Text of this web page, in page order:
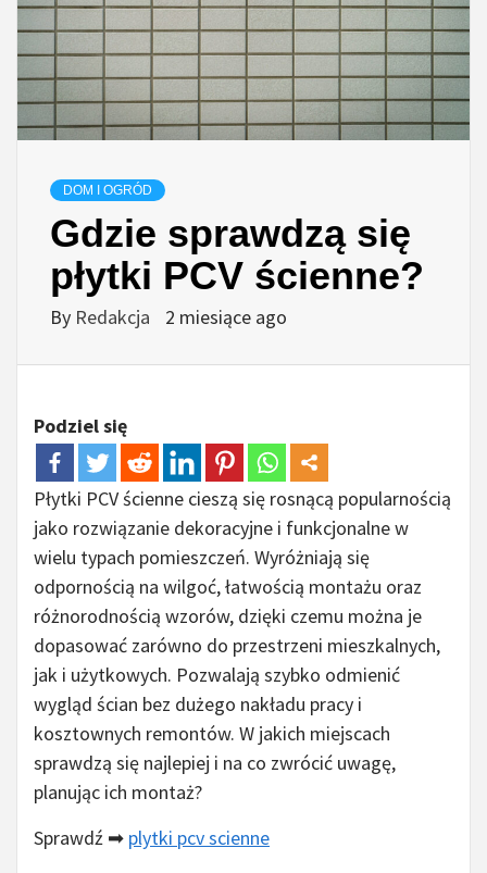
DOM I OGRÓD
Gdzie sprawdzą się
płytki PCV ścienne?
By Redakcja 2 miesiące ago
Podziel się
Płytki PCV ścienne cieszą się rosnącą popularnością
jako rozwiązanie dekoracyjne i funkcjonalne w
wielu typach pomieszczeń. Wyróżniają się
odpornością na wilgoć, łatwością montażu oraz
różnorodnością wzorów, dzięki czemu można je
dopasować zarówno do przestrzeni mieszkalnych,
jak i użytkowych. Pozwalają szybko odmienić
wygląd ścian bez dużego nakładu pracy i
kosztownych remontów. W jakich miejscach
sprawdzą się najlepiej i na co zwrócić uwagę,
planując ich montaż?
Sprawdź ➡ plytki pcv scienne